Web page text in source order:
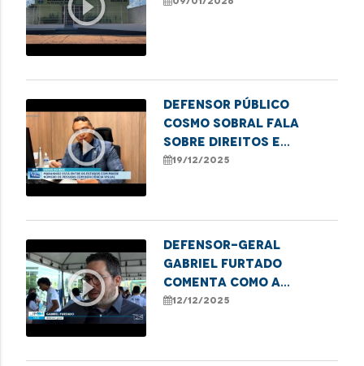
play_circle_outline
Defensor Público
Cosmo Sobral fala
sobre direitos e
desafios das pessoas
19/12/2025
play_circle_outline
Defensor-geral
Gabriel Furtado
comenta como a
Defensoria Pública
tecnologia.
12/12/2025